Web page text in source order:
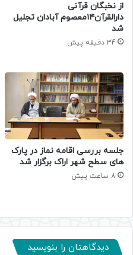
از نخبگان قرآنی
دارالقرآن۱۴معصوم آبادان تجلیل
شد
34 دقیقه پیش
جلسه بررسی اقامه نماز در پارک
های سطح شهر اراک برگزار شد
8 ساعت پیش
دیدگاهتان را بنویسید